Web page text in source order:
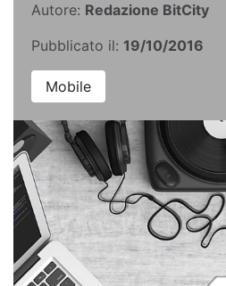
Autore: Redazione BitCity
Pubblicato il: 19/10/2016
Mobile